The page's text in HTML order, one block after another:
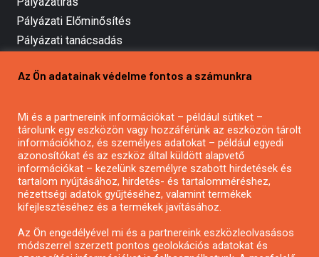
Pályázati Előminősítés
Pályázati tanácsadás
Mezőgazdasági pályázatírás
Pályázatírás civil szervezeteknek
Pályázatírás önkormányzatoknak
Pályázatfigyelés
Specifikus pályázatfigyelés vagy hírlevél
Az Ön adatainak védelme fontos a számunkra
Mi és a partnereink információkat – például sütiket –
tárolunk egy eszközön vagy hozzáférünk az eszközön tárolt
információkhoz, és személyes adatokat – például egyedi
azonosítókat és az eszköz által küldött alapvető
információkat – kezelünk személyre szabott hirdetések és
tartalom nyújtásához, hirdetés- és tartalomméréshez,
nézettségi adatok gyűjtéséhez, valamint termékek
kifejlesztéséhez és a termékek javításához.
Az Ön engedélyével mi és a partnereink eszközleolvasásos
módszerrel szerzett pontos geolokációs adatokat és